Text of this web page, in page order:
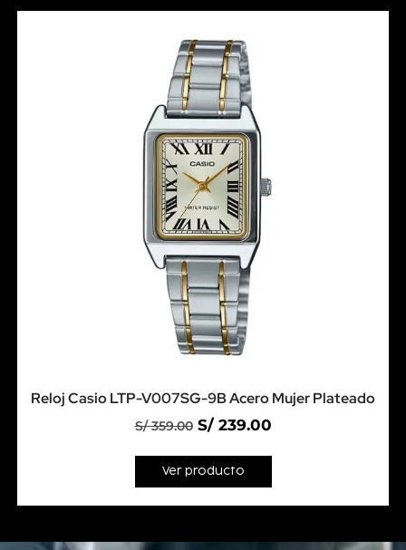
Reloj Casio LTP-V007SG-9B Acero Mujer Plateado
S/359.00 S/239.00
Ver producto